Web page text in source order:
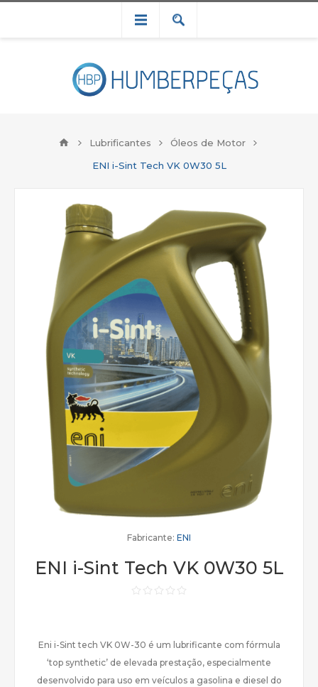
Lubrificantes
Óleos de Motor
ENI i-Sint Tech VK 0W30 5L
Fabricante: ENI
ENI i-Sint Tech VK 0W30 5L
Eni i-Sint tech VK 0W-30 é um lubrificante com fórmula
‘top synthetic’ de elevada prestação, especialmente
desenvolvido para uso em veículos a gasolina e diesel do